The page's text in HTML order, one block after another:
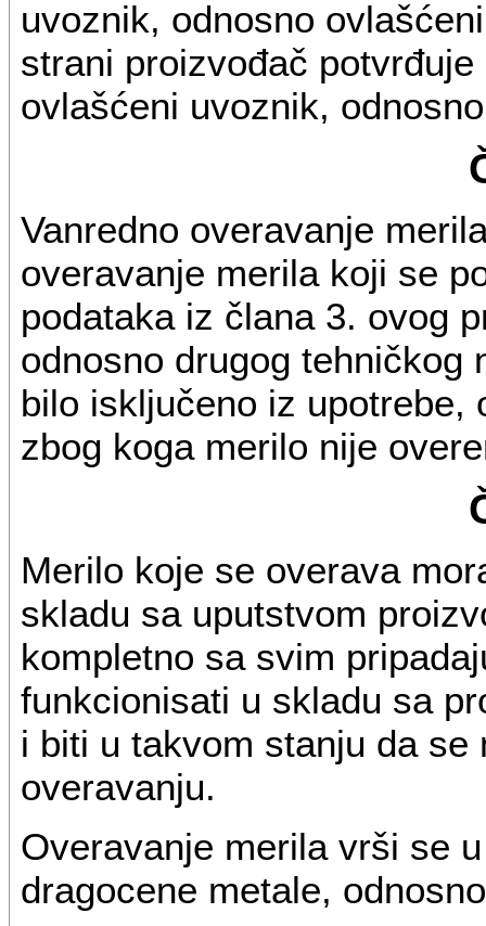
uvoznik, odnosno
strani proizvođač
ovlašćeni uvoznik,
Vanredno overavanje
overavanje merila koji se
podataka iz člana 3. ovog
odnosno drugog tehničkog
bilo isključeno iz upotrebe,
zbog koga merilo nije
Merilo koje se overava
skladu sa uputstvom
kompletno sa svim
funkcionisati u skladu sa
i biti u takvom stanju da
overavanju.
Overavanje merila vrši se
dragocene metale,